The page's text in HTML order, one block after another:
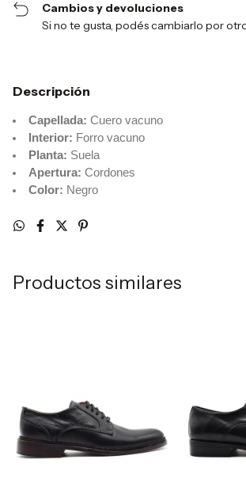
Cambios y devoluciones
Si no te gusta, podés cambiarlo por
Descripción
Capellada: Cuero vacuno
Interior: Forro vacuno
Planta: Suela
Apertura: Cordones
Color: Negro
Productos similares